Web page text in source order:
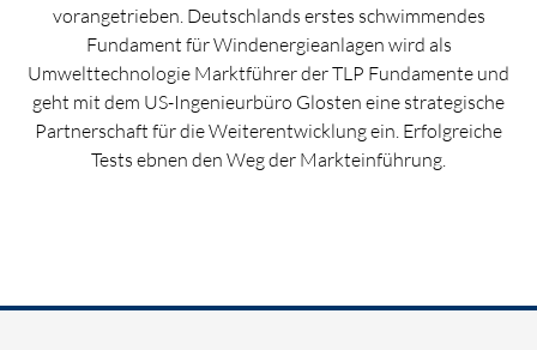
vorangetrieben. Deutschlands erstes schwimmendes
Fundament für Windenergieanlagen wird als
Umwelttechnologie Marktführer der TLP Fundamente und
geht mit dem US-Ingenieurbüro Glosten eine strategische
Partnerschaft für die Weiterentwicklung ein. Erfolgreiche
Tests ebnen den Weg der Markteinführung.